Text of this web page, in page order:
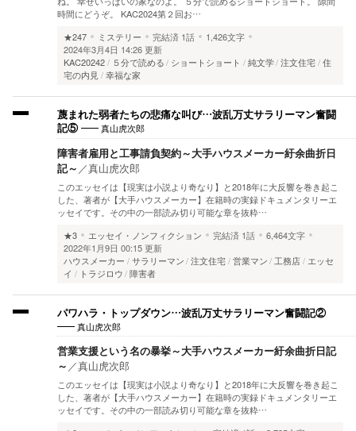
時間にどうぞ。 KAC2024第２回お…
★247
ミステリー 完結済 1話
1,426文字
2024年3月4日 14:26 更新
KAC20242
５分で読める ショートショート 純文学 注文住宅 住
宅の内見 幸福な家
蔑まれた弱者たちの悲痛な叫び…波乱万丈サラリーマン奮闘
記⑤
真山虎次郎
障害者雇用と工事請負契約～大手ハウスメーカー紆余曲折日
記～ ／真山虎次郎
このエッセイは【現実は小説より奇なり】と2018年に大反響を巻き起こ
した、著者が【大手ハウスメーカー】在籍時の実録ドキュメンタリーエ
ッセイです。その中の一部読み切り可能な章を抜粋…
★3
エッセイ・ノンフィクション 完結済 1話
6,464文字
2022年1月9日 00:15 更新
ハウスメーカー
サラリーマン 注文住宅 営業マン 工務店
エッセ
イ
トラジロウ 障害者
パワハラ・トップダウン…波乱万丈サラリーマン奮闘記②
真山虎次郎
営業支援という名の暴挙～大手ハウスメーカー紆余曲折日記
～ ／真山虎次郎
このエッセイは【現実は小説より奇なり】と2018年に大反響を巻き起こ
した、著者が【大手ハウスメーカー】在籍時の実録ドキュメンタリーエ
ッセイです。その中の一部読み切り可能な章を抜粋…